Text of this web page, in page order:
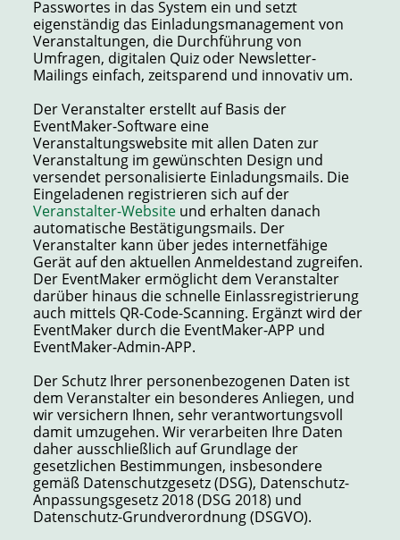
Passwortes in das System ein und setzt
eigenständig das Einladungsmanagement von
Veranstaltungen, die Durchführung von
Umfragen, digitalen Quiz oder Newsletter-
Mailings einfach, zeitsparend und innovativ um.
Der Veranstalter erstellt auf Basis der
EventMaker-Software eine
Veranstaltungswebsite mit allen Daten zur
Veranstaltung im gewünschten Design und
versendet personalisierte Einladungsmails. Die
Eingeladenen registrieren sich auf der
Veranstalter-Website und erhalten danach
automatische Bestätigungsmails. Der
Veranstalter kann über jedes internetfähige
Gerät auf den aktuellen Anmeldestand zugreifen.
Der EventMaker ermöglicht dem Veranstalter
darüber hinaus die schnelle Einlassregistrierung
auch mittels QR-Code-Scanning. Ergänzt wird der
EventMaker durch die EventMaker-APP und
EventMaker-Admin-APP.
Der Schutz Ihrer personenbezogenen Daten ist
dem Veranstalter ein besonderes Anliegen, und
wir versichern Ihnen, sehr verantwortungsvoll
damit umzugehen. Wir verarbeiten Ihre Daten
daher ausschließlich auf Grundlage der
gesetzlichen Bestimmungen, insbesondere
gemäß Datenschutzgesetz (DSG), Datenschutz-
Anpassungsgesetz 2018 (DSG 2018) und
Datenschutz-Grundverordnung (DSGVO).